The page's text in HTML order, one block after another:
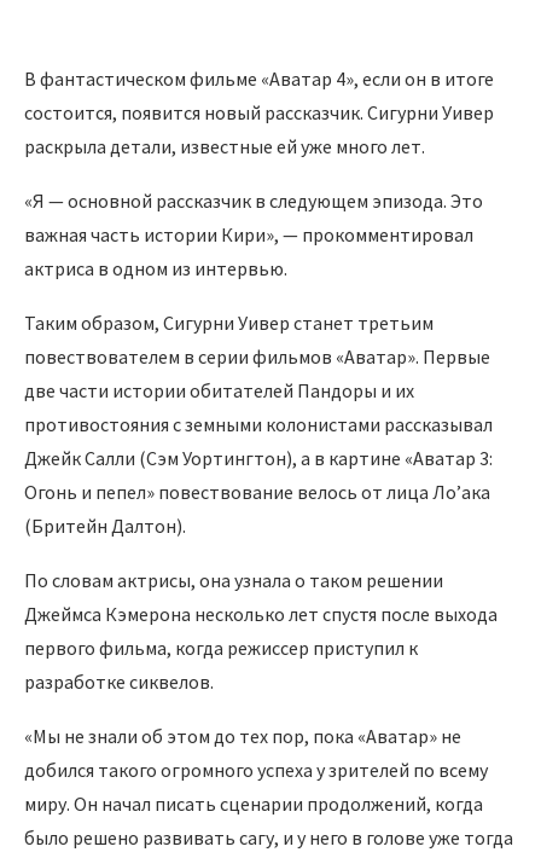
В фантастическом фильме «Аватар 4», если он в итоге
состоится, появится новый рассказчик. Сигурни Уивер
раскрыла детали, известные ей уже много лет.
«Я — основной рассказчик в следующем эпизода. Это
важная часть истории Кири», — прокомментировал
актриса в одном из интервью.
Таким образом, Сигурни Уивер станет третьим
повествователем в серии фильмов «Аватар». Первые
две части истории обитателей Пандоры и их
противостояния с земными колонистами рассказывал
Джейк Салли (Сэм Уортингтон), а в картине «Аватар 3:
Огонь и пепел» повествование велось от лица Ло’ака
(Бритейн Далтон).
По словам актрисы, она узнала о таком решении
Джеймса Кэмерона несколько лет спустя после выхода
первого фильма, когда режиссер приступил к
разработке сиквелов.
«Мы не знали об этом до тех пор, пока «Аватар» не
добился такого огромного успеха у зрителей по всему
миру. Он начал писать сценарии продолжений, когда
было решено развивать сагу, и у него в голове уже тогда